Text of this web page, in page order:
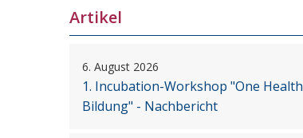
Artikel
6. August 2026
1. Incubation-Workshop "One Health
Bildung" - Nachbericht